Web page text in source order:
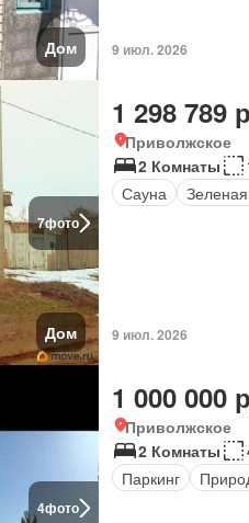
Дом 9 июл. 2026
7фото
Дом
1 298 789
Приволжское
2 Комнаты
Сауна
9 июл. 2026
4фото
1 000 000
Приволжское
2 Комнаты
Паркинг